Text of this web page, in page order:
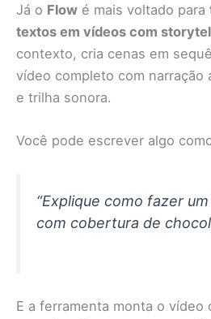
Já o Flow é mais voltado para
textos em vídeos com
contexto, cria cenas em
vídeo completo com narração
e trilha sonora.
Você pode escrever algo
“Explique como fazer
com cobertura de
E a ferramenta monta o vídeo